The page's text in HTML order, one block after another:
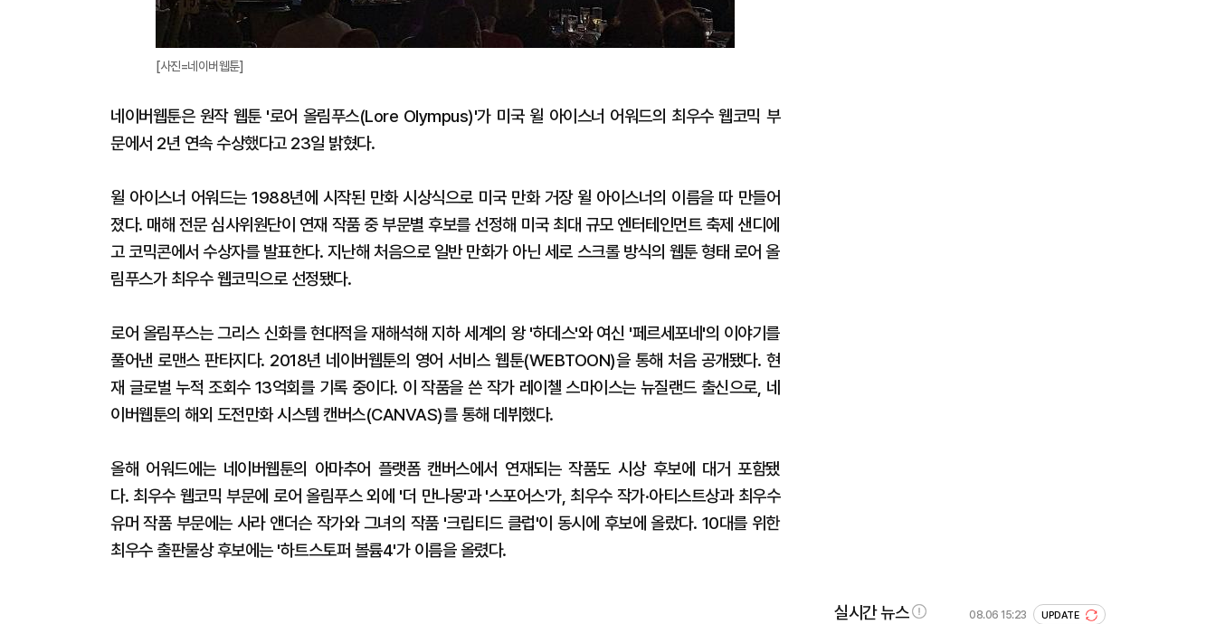
[사진=네이버웹툰]
네이버웹툰은 원작 웹툰 '로어 올림푸스(Lore Olympus)'가 미국 윌 아이스너 어워드의 최우수 웹코믹 부
문에서 2년 연속 수상했다고 23일 밝혔다.
윌 아이스너 어워드는 1988년에 시작된 만화 시상식으로 미국 만화 거장 윌 아이스너의 이름을 따 만들어
졌다. 매해 전문 심사위원단이 연재 작품 중 부문별 후보를 선정해 미국 최대 규모 엔터테인먼트 축제 샌디에
고 코믹콘에서 수상자를 발표한다. 지난해 처음으로 일반 만화가 아닌 세로 스크롤 방식의 웹툰 형태 로어 올
림푸스가 최우수 웹코믹으로 선정됐다.
로어 올림푸스는 그리스 신화를 현대적을 재해석해 지하 세계의 왕 '하데스'와 여신 '페르세포네'의 이야기를
풀어낸 로맨스 판타지다. 2018년 네이버웹툰의 영어 서비스 웹툰(WEBTOON)을 통해 처음 공개됐다. 현
재 글로벌 누적 조회수 13억회를 기록 중이다. 이 작품을 쓴 작가 레이첼 스마이스는 뉴질랜드 출신으로, 네
이버웹툰의 해외 도전만화 시스템 캔버스(CANVAS)를 통해 데뷔했다.
올해 어워드에는 네이버웹툰의 아마추어 플랫폼 캔버스에서 연재되는 작품도 시상 후보에 대거 포함됐
다. 최우수 웹코믹 부문에 로어 올림푸스 외에 '더 만나몽'과 '스포어스'가, 최우수 작가·아티스트상과 최우수
유머 작품 부문에는 사라 앤더슨 작가와 그녀의 작품 '크립티드 클럽'이 동시에 후보에 올랐다. 10대를 위한
최우수 출판물상 후보에는 '하트스토퍼 볼륨4'가 이름을 올렸다.
실시간 뉴스 08.06 15:23 UPDATE